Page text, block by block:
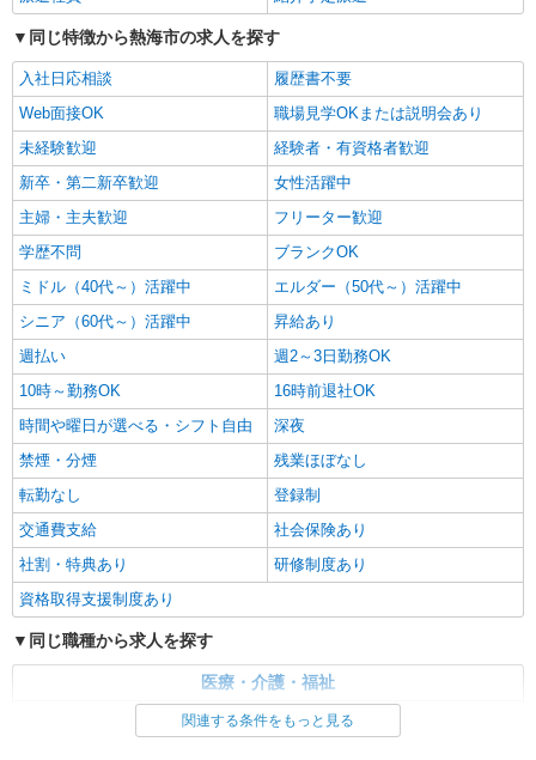
キープ 詳細を見る
アルバイト パート
中銀インテグレーション株式会社
訪問ヘルパー
○時給 1,380円〜1,780円（調整手当含む） ※
経験・能力を考慮します。
《ライブリーケア中銀熱海》 静岡県熱海市田
原本町9-1 熱海駅前第一ビル5階
キープ
アルバイト パート
中銀インテグレーション株式会社
訪問ヘルパー
時給 1,225円〜
《ライブリーハウス中銀小田原》 神奈川県小
田原市久野455-1
キープ 詳細を見る
同じ特徴から熱海市の求人を探す
入社日応相談
履歴書不要
Web面接OK
職場見学OKまたは説明会あり
未経験歓迎
経験者・有資格者歓迎
新卒・第二新卒歓迎
女性活躍中
主婦・主夫歓迎
フリーター歓迎
学歴不問
ブランクOK
ミドル（40代～）活躍中
エルダー（50代～）活躍中
シニア（60代～）活躍中
昇給あり
週払い
週2～3日勤務OK
10時～勤務OK
16時前退社OK
時間や曜日が選べる・シフト自由
深夜
禁煙・分煙
残業ほぼなし
転勤なし
登録制
交通費支給
社会保険あり
社割・特典あり
研修制度あり
資格取得支援制度あり
同じ職種から求人を探す
医療・介護・福祉
関連する条件をもっと見る